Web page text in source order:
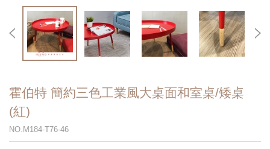
霍伯特 簡約三色工業風大桌面和室桌/矮桌
(紅)
NO.M184-T76-46